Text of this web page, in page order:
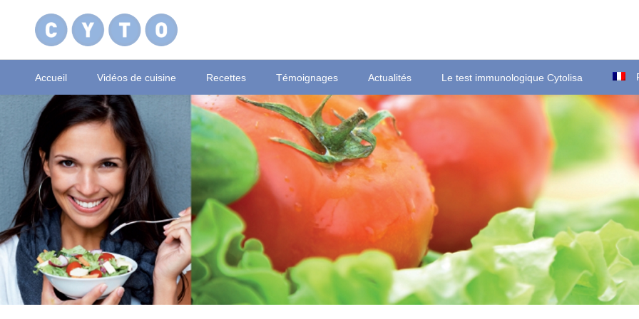
Ortsstraße 22
D-35423 Lich/Ober-Bessingen
Accueil Vidéos de cuisine Recettes Témoignages Actualités Le test immunologique Cytolisa